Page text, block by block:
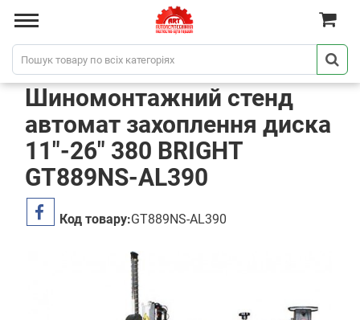
Шиномонтажний стенд
автомат захоплення диска
11"-26" 380 BRIGHT
GT889NS-AL390
Код товару:GT889NS-AL390